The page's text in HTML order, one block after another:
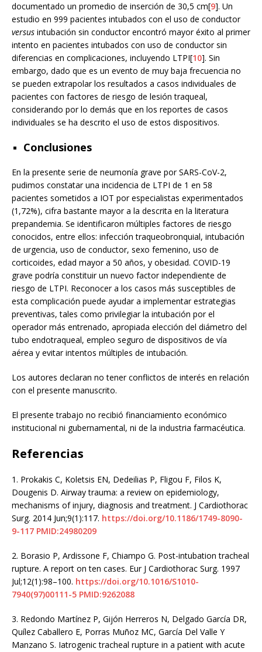
documentado un promedio de inserción de 30,5 cm[9]. Un
estudio en 999 pacientes intubados con el uso de conductor
versus intubación sin conductor encontró mayor éxito al primer
intento en pacientes intubados con uso de conductor sin
diferencias en complicaciones, incluyendo LTPI[10]. Sin
embargo, dado que es un evento de muy baja frecuencia no
se pueden extrapolar los resultados a casos individuales de
pacientes con factores de riesgo de lesión traqueal,
considerando por lo demás que en los reportes de casos
individuales se ha descrito el uso de estos dispositivos.
Conclusiones
En la presente serie de neumonía grave por SARS-CoV-2,
pudimos constatar una incidencia de LTPI de 1 en 58
pacientes sometidos a IOT por especialistas experimentados
(1,72%), cifra bastante mayor a la descrita en la literatura
prepandemia. Se identificaron múltiples factores de riesgo
conocidos, entre ellos: infección traqueobronquial, intubación
de urgencia, uso de conductor, sexo femenino, uso de
corticoides, edad mayor a 50 años, y obesidad. COVID-19
grave podría constituir un nuevo factor independiente de
riesgo de LTPI. Reconocer a los casos más susceptibles de
esta complicación puede ayudar a implementar estrategias
preventivas, tales como privilegiar la intubación por el
operador más entrenado, apropiada elección del diámetro del
tubo endotraqueal, empleo seguro de dispositivos de vía
aérea y evitar intentos múltiples de intubación.
Los autores declaran no tener conflictos de interés en relación
con el presente manuscrito.
El presente trabajo no recibió financiamiento económico
institucional ni gubernamental, ni de la industria farmacéutica.
Referencias
1. Prokakis C, Koletsis EN, Dedeilias P, Fligou F, Filos K,
Dougenis D. Airway trauma: a review on epidemiology,
mechanisms of injury, diagnosis and treatment. J Cardiothorac
Surg. 2014 Jun;9(1):117. https://doi.org/10.1186/1749-8090-
9-117 PMID:24980209
2. Borasio P, Ardissone F, Chiampo G. Post-intubation tracheal
rupture. A report on ten cases. Eur J Cardiothorac Surg. 1997
Jul;12(1):98–100. https://doi.org/10.1016/S1010-
7940(97)00111-5 PMID:9262088
3. Redondo Martínez P, Gijón Herreros N, Delgado García DR,
Quílez Caballero E, Porras Muñoz MC, García Del Valle Y
Manzano S. Iatrogenic tracheal rupture in a patient with acute